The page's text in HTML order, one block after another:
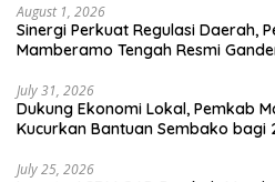
August 1, 2026
Sinergi Perkuat Regulasi Daerah,
Mamberamo Tengah Resmi
July 31, 2026
Dukung Ekonomi Lokal, Pemkab
Kucurkan Bantuan Sembako bagi
July 25, 2026